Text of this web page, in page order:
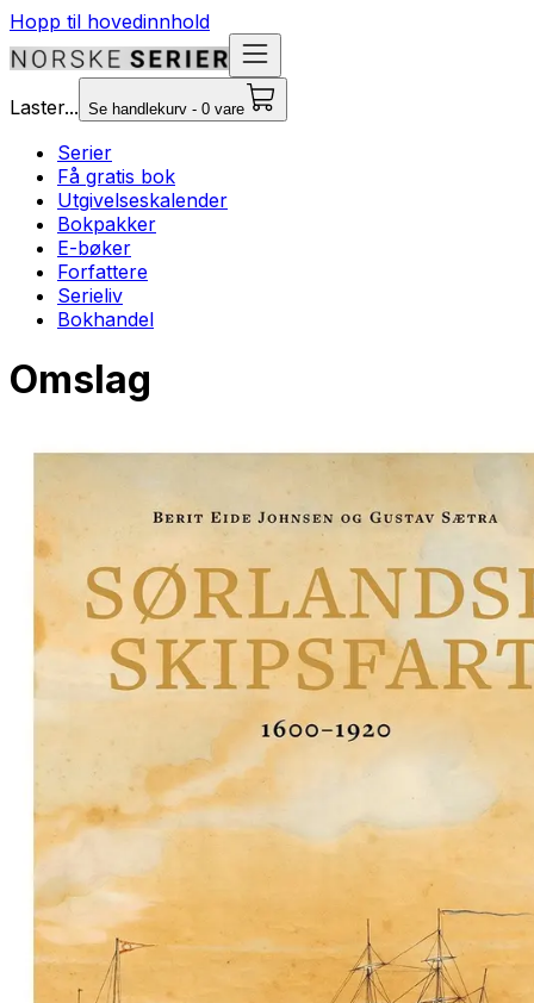
Hopp til hovedinnhold
Laster... Se handlekurv - 0 vare
Serier
Få gratis bok
Utgivelseskalender
Bokpakker
E-bøker
Forfattere
Serieliv
Bokhandel
Omslag